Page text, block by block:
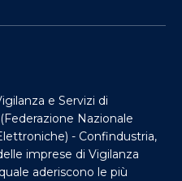
e Servizi di
Nazionale
- Confindustria,
imprese di Vigilanza
aderiscono le più